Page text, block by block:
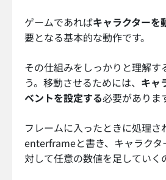
ゲームであればキャラクターを
要となる基本的な動作です。
その仕組みをしっかりと理解す
う。移動させるためには、 キャ
ベントを設定する必要がありま
フレームに入ったときに処理さ
enterframeと書き、キャラクタ
対して任意の数値を足していく